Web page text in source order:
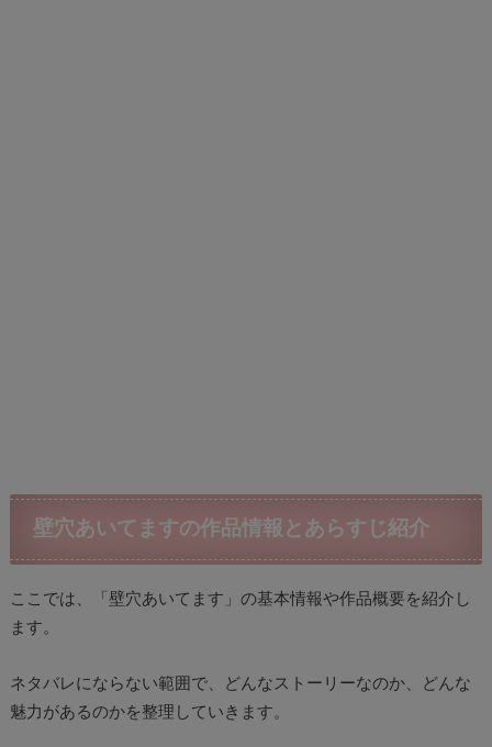
壁穴あいてますの作品情報とあらすじ紹介
ここでは、「壁穴あいてます」の基本情報や作品概要を紹介し
ます。
ネタバレにならない範囲で、どんなストーリーなのか、どんな
魅力があるのかを整理していきます。